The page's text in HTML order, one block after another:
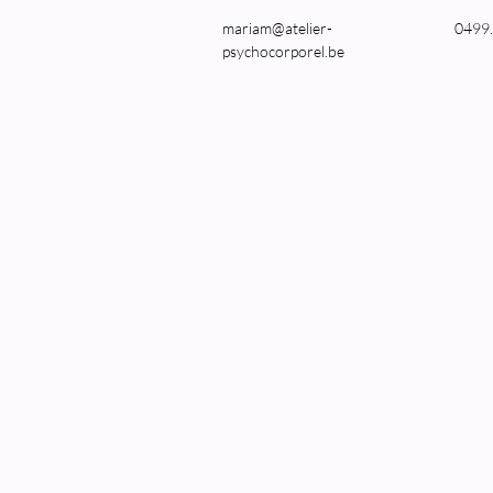
mariam@atelier-
psychocorporel.be